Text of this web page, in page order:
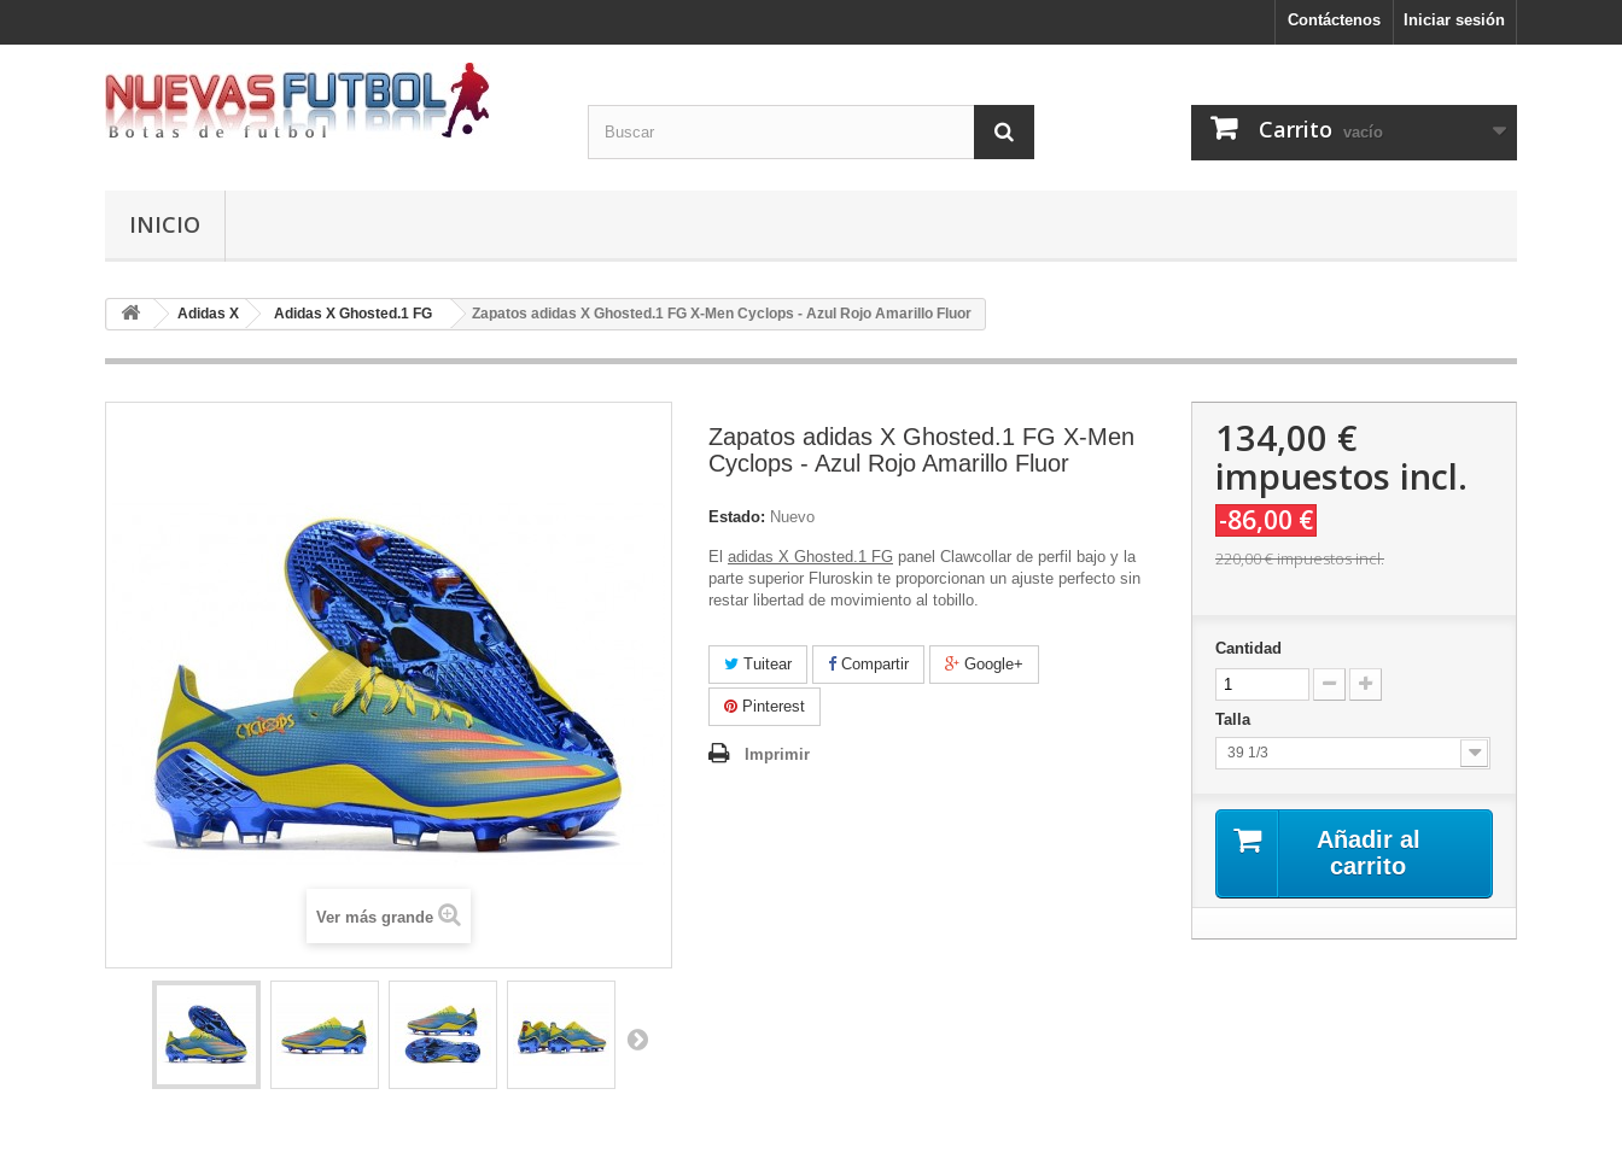
Iniciar sesión
Contáctenos
Carrito vacío
INICIO
Adidas X Adidas X Ghosted.1 FG Zapatos adidas X Ghosted.1 FG X-Men Cyclops - Azul Rojo Amarillo Fluor
Ver más grande
Zapatos adidas X Ghosted.1 FG X-Men
Cyclops - Azul Rojo Amarillo Fluor
Estado: Nuevo
El adidas X Ghosted.1 FG panel Clawcollar de perfil bajo y la
parte superior Fluroskin te proporcionan un ajuste perfecto sin
restar libertad de movimiento al tobillo.
Tuitear Compartir Google+
Pinterest
Imprimir
134,00 €
impuestos incl.
-86,00 €
220,00 €impuestos incl.
Cantidad
Talla
39 1/3
Añadir al
carrito